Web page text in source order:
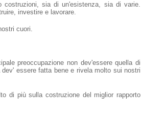
costruzioni, sia di un'esistenza, sia di varie.
investire e lavorare.
cuori.
preoccupazione non dev'essere quella di
essere fatta bene e rivela molto sui nostri
di più sulla costruzione del miglior rapporto